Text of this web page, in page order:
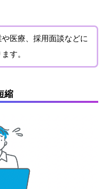
医療、採用面談などに
す。
縮